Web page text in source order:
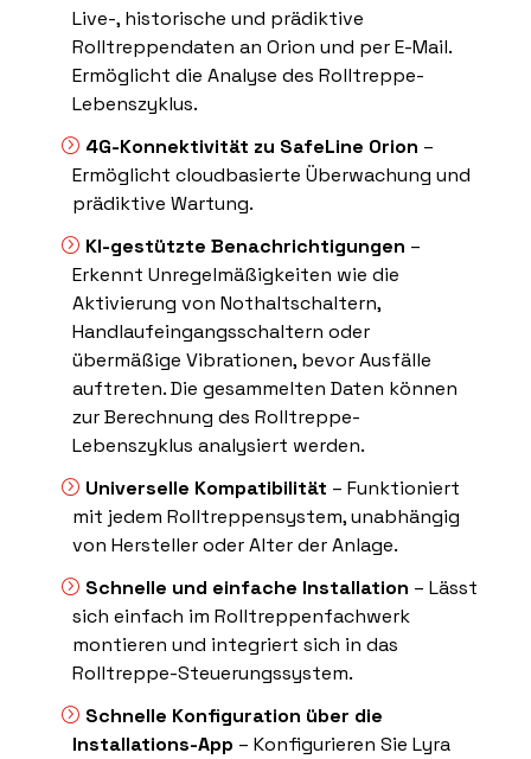
Live-, historische und prädiktive
Rolltreppendaten an Orion und per E-Mail.
Ermöglicht die Analyse des Rolltreppe-
Lebenszyklus.
4G-Konnektivität zu SafeLine Orion –
Ermöglicht cloudbasierte Überwachung und
prädiktive Wartung.
KI-gestützte Benachrichtigungen –
Erkennt Unregelmäßigkeiten wie die
Aktivierung von Nothaltschaltern,
Handlaufeingangsschaltern oder
übermäßige Vibrationen, bevor Ausfälle
auftreten. Die gesammelten Daten können
zur Berechnung des Rolltreppe-
Lebenszyklus analysiert werden.
Universelle Kompatibilität – Funktioniert
mit jedem Rolltreppensystem, unabhängig
von Hersteller oder Alter der Anlage.
Schnelle und einfache Installation – Lässt
sich einfach im Rolltreppenfachwerk
montieren und integriert sich in das
Rolltreppe-Steuerungssystem.
Schnelle Konfiguration über die
Installations-App – Konfigurieren Sie Lyra